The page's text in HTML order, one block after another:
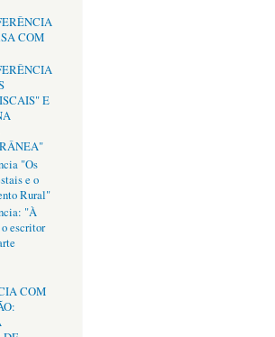
COM
E
"Os
e o
Rural"
"À
escritor
COM